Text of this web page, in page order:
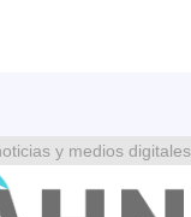
y medios digitales